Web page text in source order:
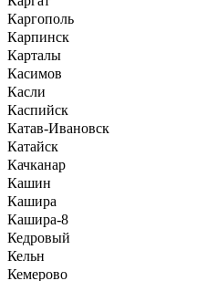
Каргополь
Карпинск
Карталы
Касимов
Касли
Каспийск
Катав-Ивановск
Катайск
Качканар
Кашин
Кашира
Кашира-8
Кедровый
Кельн
Кемерово